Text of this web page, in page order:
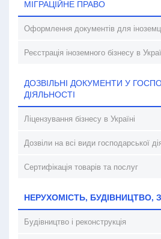
МІГРАЦІЙНЕ ПРАВО
Оформлення документів для
Реєстрація іноземного бізнесу в
ДОЗВІЛЬНІ ДОКУМЕНТИ У
ДІЯЛЬНОСТІ
Ліцензування бізнесу в Україні
Дозвіли на всі види господарської
Сертифікація товарів та послуг
НЕРУХОМІСТЬ, БУДІВНИЦТВО,
Будівництво і реконструкція